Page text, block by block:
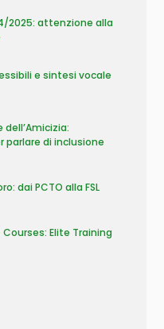
2025: attenzione alla
e sintesi vocale
di inclusione
dai PCTO alla FSL
Courses: Elite Training